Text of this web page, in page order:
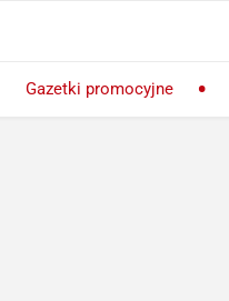
Gazetki promocyjne